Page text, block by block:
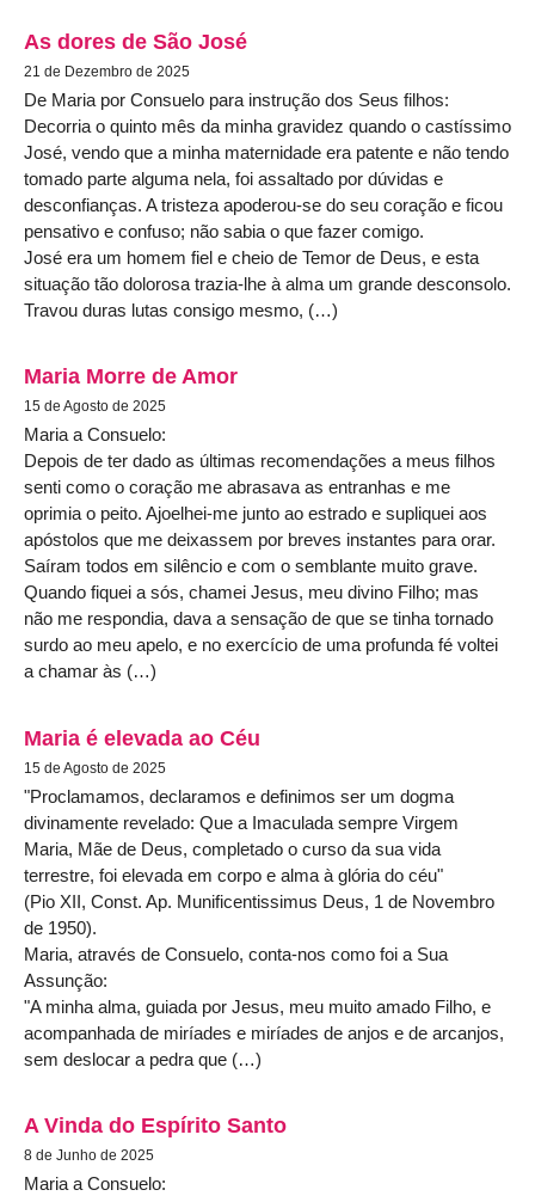
As dores de São José
21 de Dezembro de 2025
De Maria por Consuelo para instrução dos Seus filhos:
Decorria o quinto mês da minha gravidez quando o castíssimo
José, vendo que a minha maternidade era patente e não tendo
tomado parte alguma nela, foi assaltado por dúvidas e
desconfianças. A tristeza apoderou-se do seu coração e ficou
pensativo e confuso; não sabia o que fazer comigo.
José era um homem fiel e cheio de Temor de Deus, e esta
situação tão dolorosa trazia-lhe à alma um grande desconsolo.
Travou duras lutas consigo mesmo, (…)
Maria Morre de Amor
15 de Agosto de 2025
Maria a Consuelo:
Depois de ter dado as últimas recomendações a meus filhos
senti como o coração me abrasava as entranhas e me
oprimia o peito. Ajoelhei-me junto ao estrado e supliquei aos
apóstolos que me deixassem por breves instantes para orar.
Saíram todos em silêncio e com o semblante muito grave.
Quando fiquei a sós, chamei Jesus, meu divino Filho; mas
não me respondia, dava a sensação de que se tinha tornado
surdo ao meu apelo, e no exercício de uma profunda fé voltei
a chamar às (…)
Maria é elevada ao Céu
15 de Agosto de 2025
"Proclamamos, declaramos e definimos ser um dogma
divinamente revelado: Que a Imaculada sempre Virgem
Maria, Mãe de Deus, completado o curso da sua vida
terrestre, foi elevada em corpo e alma à glória do céu"
(Pio XII, Const. Ap. Munificentissimus Deus, 1 de Novembro
de 1950).
Maria, através de Consuelo, conta-nos como foi a Sua
Assunção:
"A minha alma, guiada por Jesus, meu muito amado Filho, e
acompanhada de miríades e miríades de anjos e de arcanjos,
sem deslocar a pedra que (…)
A Vinda do Espírito Santo
8 de Junho de 2025
Maria a Consuelo: